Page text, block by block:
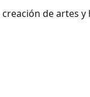
de artes